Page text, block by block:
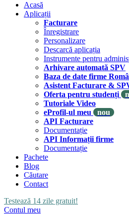
Acasă
Aplicații
Facturare
Înregistrare
Personalizare
Descarcă aplicația
Instrumente pentru
Arhivare automată SPV
Baza de date firme
Asistent Facturare &
Oferta pentru studenți
Tutoriale Video
eProfil-ul meu
nou
API Facturare
Documentație
API Informații firme
Documentație
Pachete
Blog
Căutare
Contact
Testează 14 zile gratuit!
Contul meu